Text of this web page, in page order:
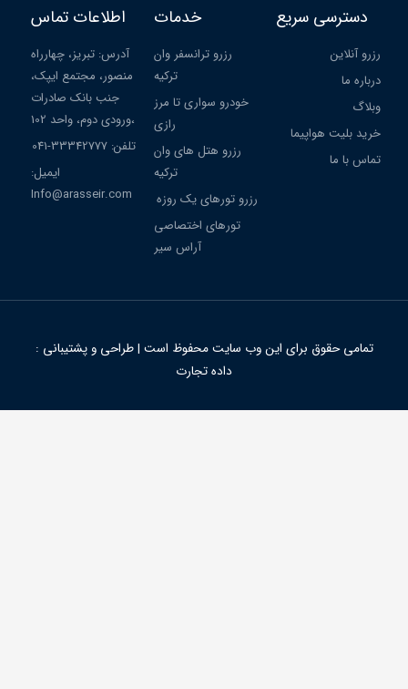
دسترسی سریع
رزرو آنلاین
درباره ما
وبلاگ
خرید بلیت هواپیما
تماس با ما
خدمات
رزرو ترانسفر وان
ترکیه
خودرو سواری تا مرز
رازی
رزرو هتل های وان
ترکیه
رزرو تورهای یک روزه
تورهای اختصاصی
آراس سیر
اطلاعات تماس
آدرس: تبریز، چهارراه
منصور، مجتمع ایپک،
جنب بانک صادرات
،ورودی دوم، واحد 102
تلفن: 33342777-041
ایمیل:
Info@arasseir.com
تمامی حقوق برای این وب سایت محفوظ است | طراحی و پشتیبانی :
داده تجارت